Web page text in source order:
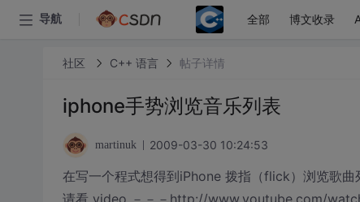
导航 全部 博文收录
社区 C++ 语言 帖子详情
iphone手势浏览音乐列表
martinuk 2009-03-30 10:24:53
在写一个程式想得到iPhone 拨指（flick）浏览歌曲
请看 video －－－http://www.youtube.com/